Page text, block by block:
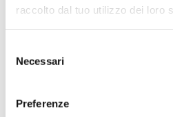
raccolto dal tuo utilizzo dei loro
delNecessari
Preferenze
Описание
Документация